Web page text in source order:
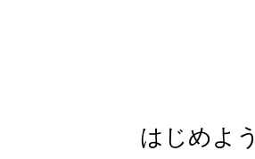
はじめよう